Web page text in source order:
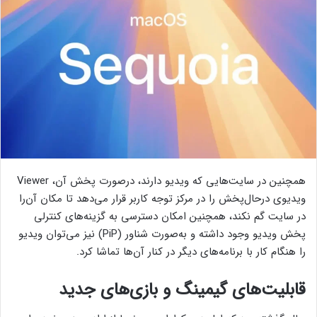
همچنین در سایت‌هایی که ویدیو دارند، درصورت پخش آن، Viewer
ویدیوی درحال‌پخش را در مرکز توجه کاربر قرار می‌دهد تا مکان آن‌را
در سایت گم نکند، همچنین امکان دسترسی به گزینه‌های کنترلی
پخش ویدیو وجود داشته و به‌صورت شناور (PiP) نیز می‌توان ویدیو
را هنگام کار با برنامه‌های دیگر در کنار آن‌ها تماشا کرد.
قابلیت‌های گیمینگ و بازی‌های جدید